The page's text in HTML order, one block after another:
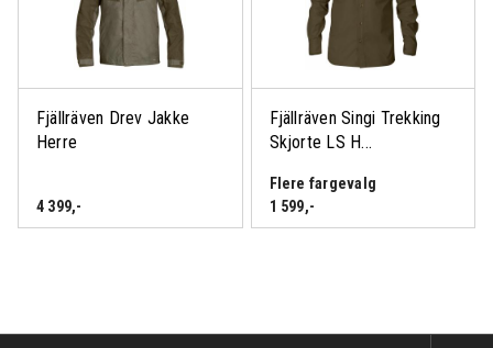
Fjällräven Drev Jakke
Herre
4 399,-
Fjällräven Singi Trekking
Skjorte LS H...
Flere fargevalg
1 599,-